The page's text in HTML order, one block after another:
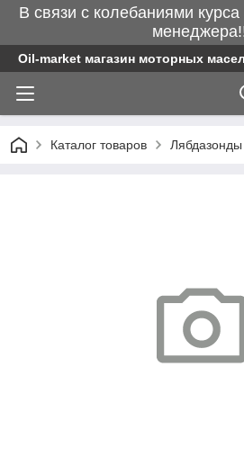
В связи с колебаниями курса
Oil-market магазин моторных
Каталог товаров